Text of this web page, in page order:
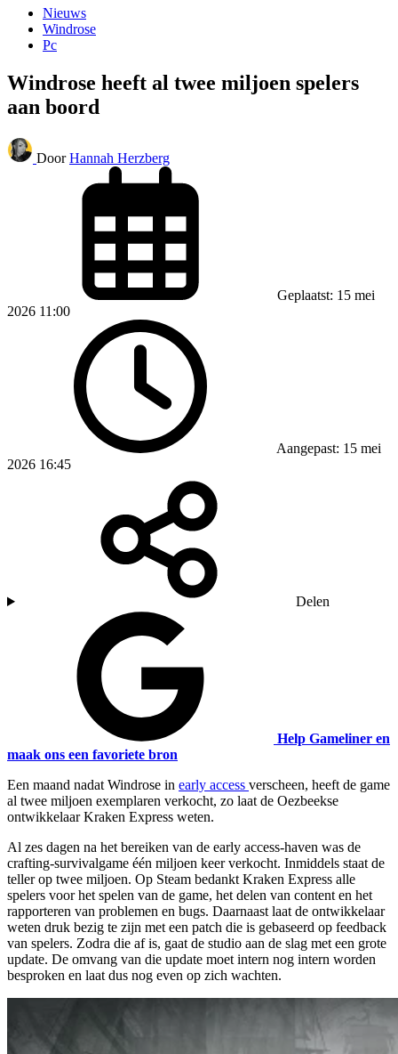
Nieuws
Windrose
Pc
Windrose heeft al twee miljoen spelers
aan boord
Door Hannah Herzberg
Geplaatst: 15 mei
2026 11:00
Aangepast: 15 mei
2026 16:45
Delen
Help Gameliner en
maak ons een favoriete bron
Een maand nadat Windrose in early access verscheen, heeft de game
al twee miljoen exemplaren verkocht, zo laat de Oezbeekse
ontwikkelaar Kraken Express weten.
Al zes dagen na het bereiken van de early access-haven was de
crafting-survivalgame één miljoen keer verkocht. Inmiddels staat de
teller op twee miljoen. Op Steam bedankt Kraken Express alle
spelers voor het spelen van de game, het delen van content en het
rapporteren van problemen en bugs. Daarnaast laat de ontwikkelaar
weten druk bezig te zijn met een patch die is gebaseerd op feedback
van spelers. Zodra die af is, gaat de studio aan de slag met een grote
update. De omvang van die update moet intern nog intern worden
besproken en laat dus nog even op zich wachten.